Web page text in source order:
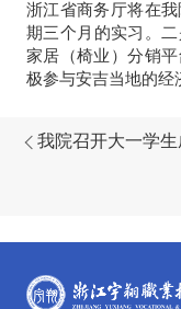
浙江省商务厅将在
期三个月的实习。
家居（椅业）分销
极参与安吉当地的经
我院召开大一学